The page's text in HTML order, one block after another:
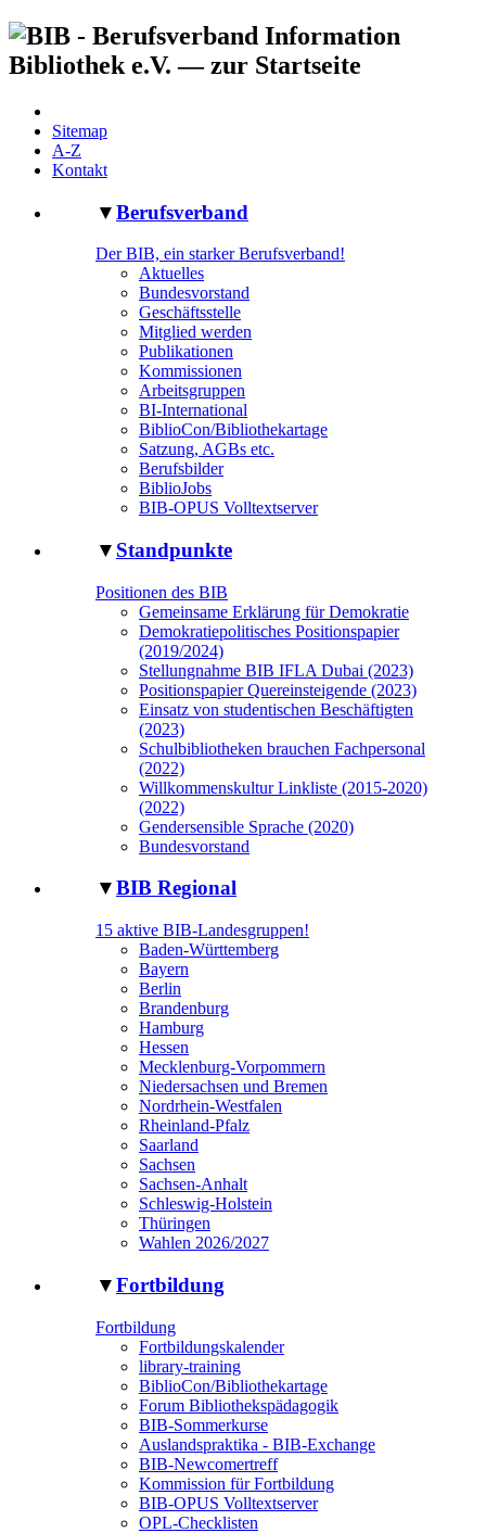
Sitemap
A-Z
Kontakt
▼Berufsverband
Der BIB, ein starker Berufsverband!
Aktuelles
Bundesvorstand
Geschäftsstelle
Mitglied werden
Publikationen
Kommissionen
Arbeitsgruppen
BI-International
BiblioCon/Bibliothekartage
Satzung, AGBs etc.
Berufsbilder
BiblioJobs
BIB-OPUS Volltextserver
▼ Standpunkte
Positionen des BIB
Gemeinsame Erklärung für Demokratie
Demokratiepolitisches Positionspapier
(2019/2024)
Stellungnahme BIB IFLA Dubai (2023)
Positionspapier Quereinsteigende (2023)
Einsatz von studentischen Beschäftigten
(2023)
Schulbibliotheken brauchen Fachpersonal
(2022)
Willkommenskultur Linkliste (2015-2020)
(2022)
Gendersensible Sprache (2020)
Bundesvorstand
▼BIB Regional
15 aktive BIB-Landesgruppen!
Baden-Württemberg
Bayern
Berlin
Brandenburg
Hamburg
Hessen
Mecklenburg-Vorpommern
Niedersachsen und Bremen
Nordrhein-Westfalen
Rheinland-Pfalz
Saarland
Sachsen
Sachsen-Anhalt
Schleswig-Holstein
Thüringen
Wahlen 2026/2027
▼Fortbildung
Fortbildung
Fortbildungskalender
library-training
BiblioCon/Bibliothekartage
Forum Bibliothekspädagogik
BIB-Sommerkurse
Auslandspraktika - BIB-Exchange
BIB-Newcomertreff
Kommission für Fortbildung
BIB-OPUS Volltextserver
OPL-Checklisten